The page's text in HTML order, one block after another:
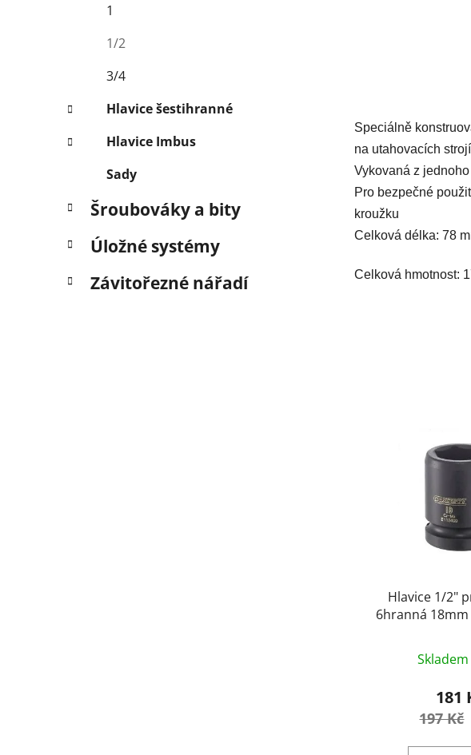
1
1/2
3/4
Hlavice šestihranné
Hlavice Imbus
Sady
Šroubováky a bity
Úložné systémy
Závitořezné nářadí
Speciálně
na utahovacích
Vykovaná z
Pro bezpečné
kroužku
Celková délka: 78
Celková hmotnost:
Hlavice 1/2"
6hranná
181
197 Kč